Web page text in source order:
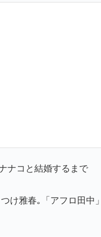
ナナコと結婚するま
け雅春｡「アフロ田中